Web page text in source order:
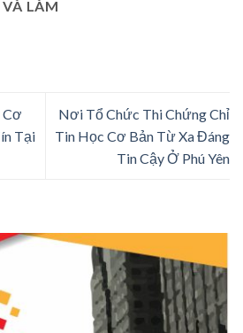
VÀ LÀM
Cơ
Tại
Nơi Tổ Chức Thi Chứng Chỉ
Tin Học Cơ Bản Từ Xa Đáng
Tin Cậy Ở Phú Yên